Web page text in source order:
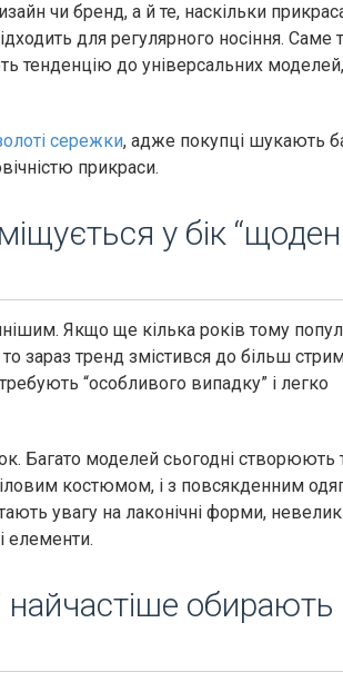
чи бренд, а й те, наскільки
для регулярного носіння. Саме
тенденцію до універсальних моделей,
сережки, адже покупці шукають
прикраси.
у бік
Якщо ще кілька років тому
зараз тренд змістився до більш
“особливого випадку” і легко
Багато моделей сьогодні створюють
костюмом, і з повсякденним
увагу на лаконічні форми,
елементи.
найчастіше обирають